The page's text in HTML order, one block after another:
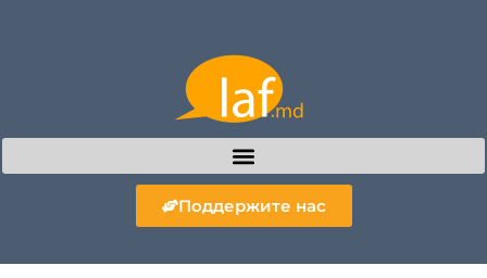
Поддержите нас